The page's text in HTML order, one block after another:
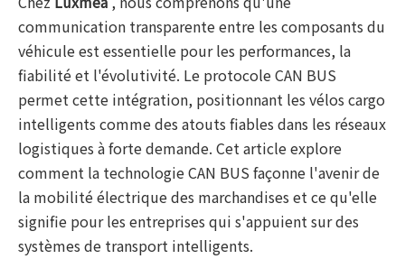
communication transparente entre les composants du
véhicule est essentielle pour les performances, la
fiabilité et l'évolutivité. Le protocole CAN BUS
permet cette intégration, positionnant les vélos cargo
intelligents comme des atouts fiables dans les réseaux
logistiques à forte demande. Cet article explore
comment la technologie CAN BUS façonne l'avenir de
la mobilité électrique des marchandises et ce qu'elle
signifie pour les entreprises qui s'appuient sur des
systèmes de transport intelligents.